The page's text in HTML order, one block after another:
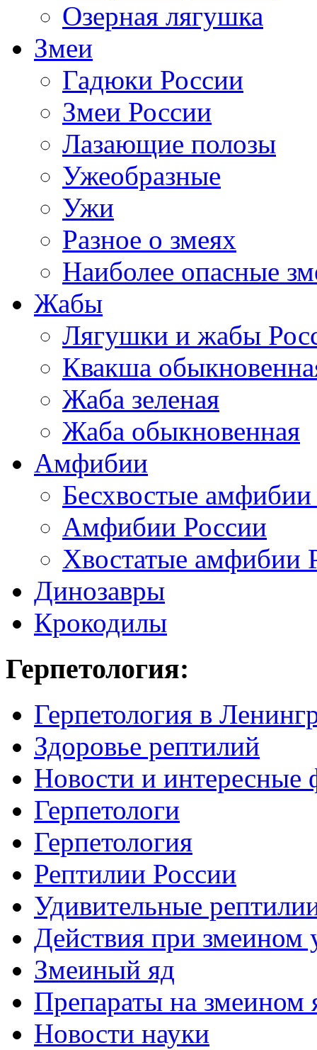
Озерная лягушка
Змеи
Гадюки России
Змеи России
Лазающие полозы
Ужеобразные
Ужи
Разное о змеях
Наиболее опасные
Жабы
Лягушки и жабы
Квакша
Жаба зеленая
Жаба обыкновенная
Амфибии
Бесхвостые
Амфибии России
Хвостатые амфибии
Динозавры
Крокодилы
Герпетология:
Герпетология в
Здоровье рептилий
Новости и интересные
Герпетологи
Герпетология
Рептилии России
Удивительные
Действия при змеином
Змеиный яд
Препараты на змеином
Новости науки